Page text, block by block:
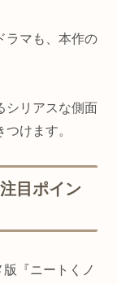
ラマも、本作の
シリアスな側面
けます。
目ポイン
『ニートくノ